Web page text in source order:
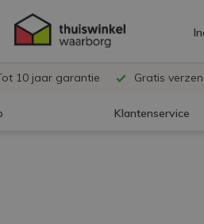
10 jaar garantie Gratis
Klantenservice